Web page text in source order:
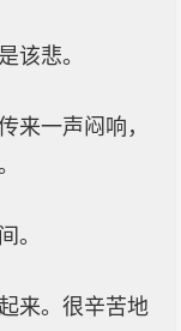
该悲。
来一声闷响，
。
来。很辛苦地